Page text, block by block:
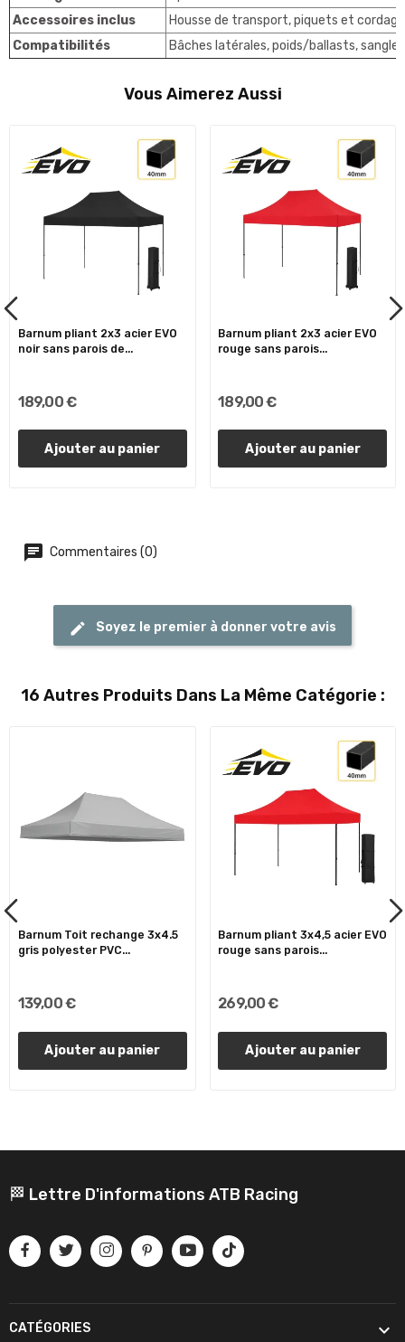
Accessoires inclus
Housse de transport, piquets et
Compatibilités
Bâches latérales, poids/ballasts,
Vous Aimerez Aussi
Barnum pliant 2x3 acier EVO
noir sans parois de...
189,00 €
Ajouter au panier
Barnum pliant 2x3 acier EVO
rouge sans parois...
189,00 €
Ajouter au panier
Commentaires (0)
Soyez le premier à donner votre avis
16 Autres Produits Dans La Même Catégorie :
Barnum Toit rechange 3x4.5
gris polyester PVC...
139,00 €
Ajouter au panier
Barnum pliant 3x4,5 acier EVO
rouge sans parois...
269,00 €
Ajouter au panier
🏁 Lettre D'informations ATB Racing
CATÉGORIES 